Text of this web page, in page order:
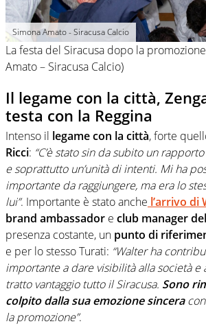
Simona Amato - Siracusa Calcio
La festa del Siracusa dopo la
Amato – Siracusa Calcio)
Il legame con la città,
testa con la Reggina
Intenso il legame con la città, forte
Ricci: “C’è stato sin da subito un
e soprattutto un’unità di intenti. Mi ha
importante da raggiungere, ma era lo
lui”. Importante è stato anche l’arrivo di
brand ambassador e club manager
presenza costante, un punto di
e per lo stesso Turati: “Walter ha
importante a dare visibilità alla società e
tratto vantaggio tutto il Siracusa. Sono
colpito dalla sua emozione sinceracon
la promozione”.